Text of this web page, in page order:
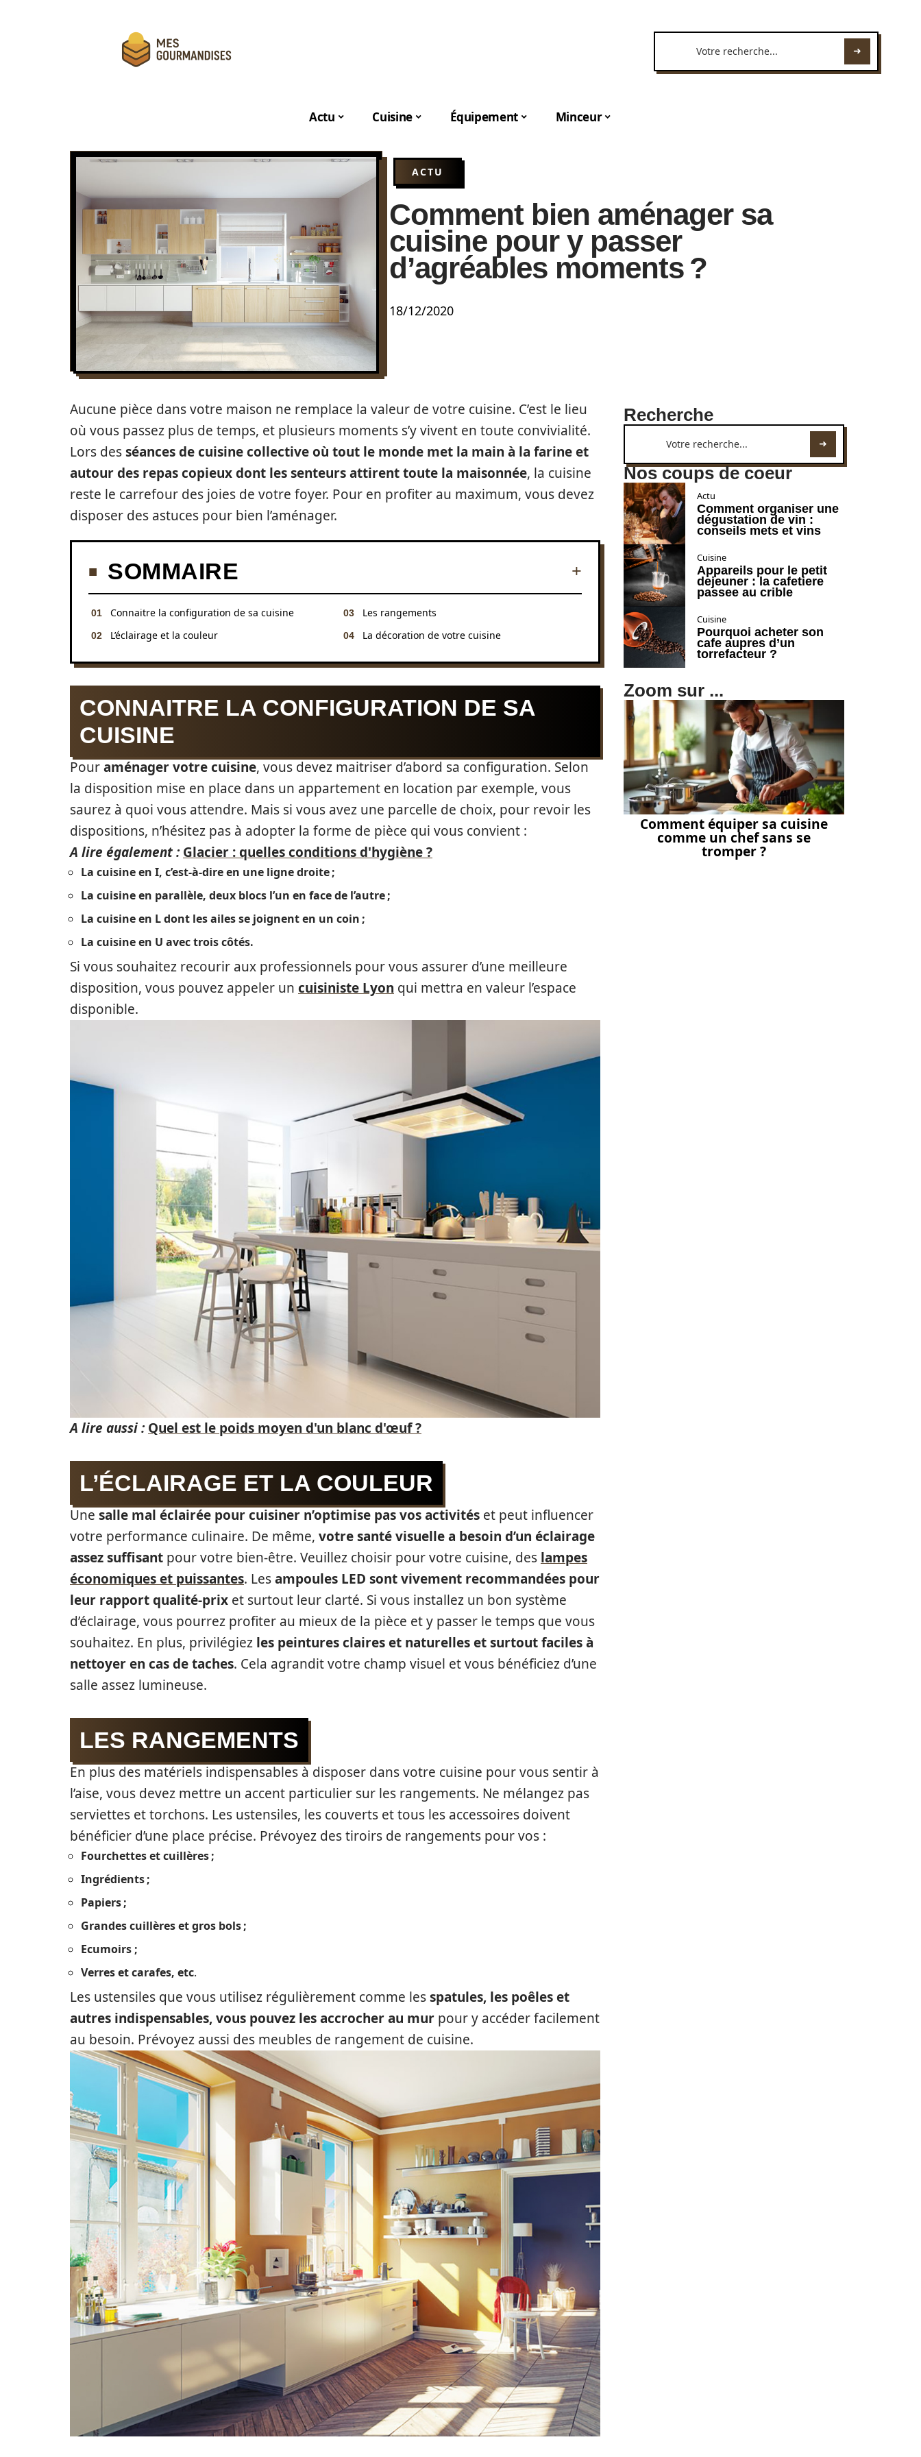
Actu Cuisine Équipement Minceur
ACTU
Comment bien aménager sa
cuisine pour y passer
d’agréables moments ?
18/12/2020
Aucune pièce dans votre maison ne remplace la valeur de votre cuisine. C’est le lieu
où vous passez plus de temps, et plusieurs moments s’y vivent en toute convivialité.
Lors desséances de cuisine collective où tout le monde met la main à la farine et
autour des repas copieux dont les senteurs attirent toute la maisonnée, la cuisine
reste le carrefour des joies de votre foyer. Pour en profiter au maximum, vous devez
disposer des astuces pour bien l’aménager.
SOMMAIRE
Connaitre la configuration de sa cuisine
L’éclairage et la couleur
Les rangements
La décoration de votre cuisine
CONNAITRE LA CONFIGURATION DE SA
CUISINE
Pouraménager votre cuisine, vous devez maitriser d’abord sa configuration. Selon
la disposition mise en place dans un appartement en location par exemple, vous
saurez à quoi vous attendre. Mais si vous avez une parcelle de choix, pour revoir les
dispositions, n’hésitez pas à adopter la forme de pièce qui vous convient :
A lire également : Glacier : quelles conditions d'hygiène ?
La cuisine en I, c’est-à-dire en une ligne droite ;
La cuisine en parallèle, deux blocs l’un en face de l’autre ;
La cuisine en L dont les ailes se joignent en un coin ;
La cuisine en U avec trois côtés.
Si vous souhaitez recourir aux professionnels pour vous assurer d’une meilleure
disposition, vous pouvez appeler un cuisiniste Lyon qui mettra en valeur l’espace
disponible.
A lire aussi : Quel est le poids moyen d'un blanc d'œuf ?
L’ÉCLAIRAGE ET LA COULEUR
Une salle mal éclairée pour cuisiner n’optimise pas vos activités et peut influencer
votre performance culinaire. De même, votre santé visuelle a besoin d’un éclairage
assez suffisant pour votre bien-être. Veuillez choisir pour votre cuisine, des lampes
économiques et puissantes. Lesampoules LED sont vivement recommandées pour
leur rapport qualité-prix et surtout leur clarté. Si vous installez un bon système
d’éclairage, vous pourrez profiter au mieux de la pièce et y passer le temps que vous
souhaitez. En plus, privilégiez les peintures claires et naturelles et surtout faciles à
nettoyer en cas de taches. Cela agrandit votre champ visuel et vous bénéficiez d’une
salle assez lumineuse.
LES RANGEMENTS
En plus des matériels indispensables à disposer dans votre cuisine pour vous sentir à
l’aise, vous devez mettre un accent particulier sur les rangements. Ne mélangez pas
serviettes et torchons. Les ustensiles, les couverts et tous les accessoires doivent
bénéficier d’une place précise. Prévoyez des tiroirs de rangements pour vos :
Fourchettes et cuillères ;
Ingrédients ;
Papiers ;
Grandes cuillères et gros bols ;
Ecumoirs ;
Verres et carafes, etc.
Les ustensiles que vous utilisez régulièrement comme lesspatules, les poêles et
autres indispensables, vous pouvez les accrocher au mur pour y accéder facilement
au besoin. Prévoyez aussi des meubles de rangement de cuisine.
Recherche
Nos coups de coeur
Actu
Comment organiser une
dégustation de vin :
conseils mets et vins
Cuisine
Appareils pour le petit
dejeuner : la cafetiere
passee au crible
Cuisine
Pourquoi acheter son
cafe aupres d’un
torrefacteur ?
Zoom sur ...
Comment équiper sa cuisine
comme un chef sans se
tromper ?